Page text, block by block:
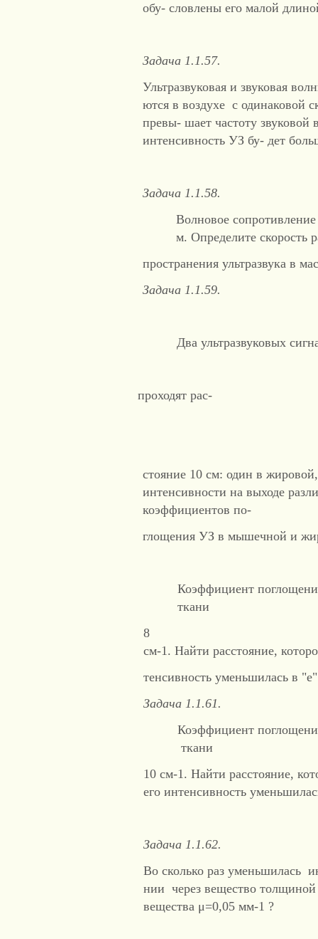
обу- словлены его малой
Задача 1.1.57.
Ультразвуковая и звуковая
ются в воздухе с одинаковой
превы- шает частоту звуковой
интенсивность УЗ бу- дет
Задача 1.1.58.
Волновое
м. Определите скорость
пространения ультразвука в
Задача 1.1.59.
Два ультразвуковых
проходят рас-
стояние 10 см: один в
интенсивности на выходе
коэффициентов по-
глощения УЗ в мышечной и
Коэффициент
ткани
8
см-1. Найти расстояние,
тенсивность уменьшилась в
Задача 1.1.61.
Коэффициент
ткани
10 см-1. Найти расстояние,
его интенсивность
Задача 1.1.62.
Во сколько раз уменьшилась
нии через вещество
вещества μ=0,05 мм-1 ?